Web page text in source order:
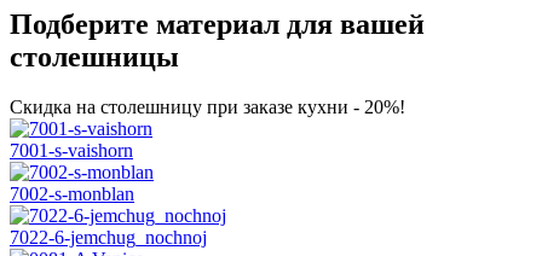
Подберите материал для вашей
столешницы
Скидка на столешницу при заказе кухни - 20%!
7001-s-vaishorn
7002-s-monblan
7022-6-jemchug_nochnoj